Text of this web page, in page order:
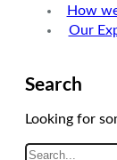
How
Our
Search
Looking for